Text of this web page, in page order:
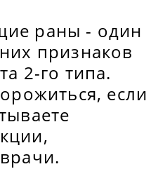
раны - один
признаков
2-го типа.
если